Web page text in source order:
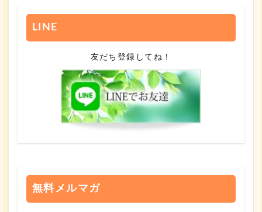
LINE
友だち登録してね！
無料メルマガ